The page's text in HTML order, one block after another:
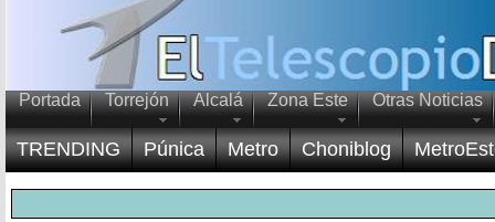
Portada Torrejón Alcalá Zona Este Otras Noticias
TRENDING Púnica Metro Choniblog